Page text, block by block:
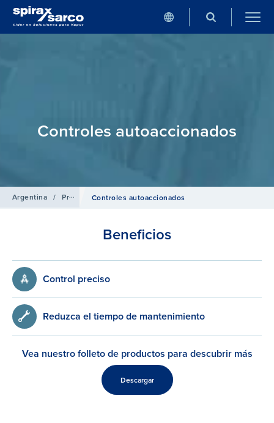
Controles autoaccionados
Argentina / Productos / Sistemas de Control
Controles autoaccionados
Beneficios
Control preciso
Reduzca el tiempo de mantenimiento
Vea nuestro folleto de productos para descubrir más
Descargar